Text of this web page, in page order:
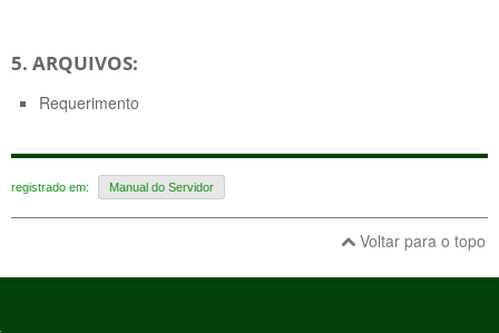
5. ARQUIVOS:
Requerimento
registrado em: Manual do Servidor
Voltar para o topo